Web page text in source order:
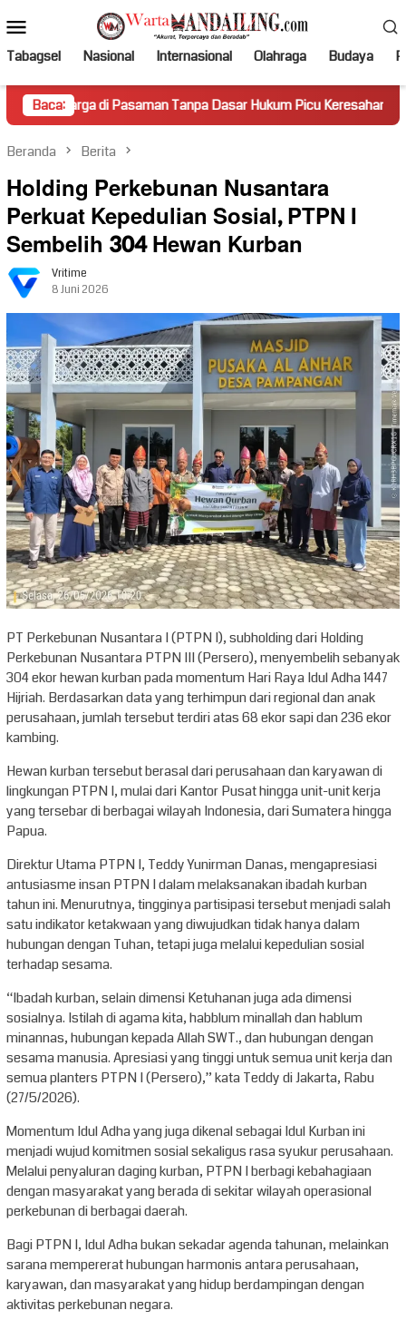
ke
kontenMobile
Tabagsel Nasional Internasional Olahraga Budaya
Baca:
Pasaman Tanpa Dasar Hukum Picu Keresahan Truk
Beranda Berita
Holding Perkebunan Nusantara
Perkuat Kepedulian Sosial, PTPN I
Sembelih 304 Hewan Kurban
Vritime
8 Juni 2026
PT Perkebunan Nusantara I (PTPN I), subholding dari Holding
Perkebunan Nusantara PTPN III (Persero), menyembelih sebanyak
304 ekor hewan kurban pada momentum Hari Raya Idul Adha 1447
Hijriah. Berdasarkan data yang terhimpun dari regional dan anak
perusahaan, jumlah tersebut terdiri atas 68 ekor sapi dan 236 ekor
kambing.
Hewan kurban tersebut berasal dari perusahaan dan karyawan di
lingkungan PTPN I, mulai dari Kantor Pusat hingga unit-unit kerja
yang tersebar di berbagai wilayah Indonesia, dari Sumatera hingga
Papua.
Direktur Utama PTPN I, Teddy Yunirman Danas, mengapresiasi
antusiasme insan PTPN I dalam melaksanakan ibadah kurban
tahun ini. Menurutnya, tingginya partisipasi tersebut menjadi salah
satu indikator ketakwaan yang diwujudkan tidak hanya dalam
hubungan dengan Tuhan, tetapi juga melalui kepedulian sosial
terhadap sesama.
“Ibadah kurban, selain dimensi Ketuhanan juga ada dimensi
sosialnya. Istilah di agama kita, habblum minallah dan hablum
minannas, hubungan kepada Allah SWT., dan hubungan dengan
sesama manusia. Apresiasi yang tinggi untuk semua unit kerja dan
semua planters PTPN I (Persero),” kata Teddy di Jakarta, Rabu
(27/5/2026).
Momentum Idul Adha yang juga dikenal sebagai Idul Kurban ini
menjadi wujud komitmen sosial sekaligus rasa syukur perusahaan.
Melalui penyaluran daging kurban, PTPN I berbagi kebahagiaan
dengan masyarakat yang berada di sekitar wilayah operasional
perkebunan di berbagai daerah.
Bagi PTPN I, Idul Adha bukan sekadar agenda tahunan, melainkan
sarana mempererat hubungan harmonis antara perusahaan,
karyawan, dan masyarakat yang hidup berdampingan dengan
aktivitas perkebunan negara.